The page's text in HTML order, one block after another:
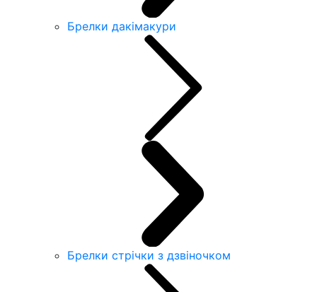
Брелки дакімакури
Брелки стрічки з дзвіночком